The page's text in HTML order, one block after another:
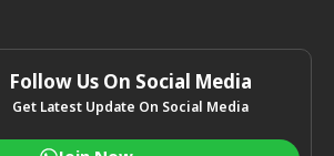
Follow Us On Social Media
Get Latest Update On Social Media